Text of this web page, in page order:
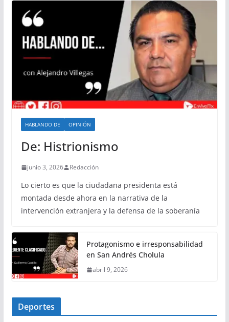
HABLANDO DE OPINIÓN
De: Histrionismo
junio 3, 2026 Redacción
Lo cierto es que la ciudadana presidenta está
montada desde ahora en la narrativa de la
intervención extranjera y la defensa de la soberanía
Protagonismo e irresponsabilidad
en San Andrés Cholula
abril 9, 2026
Deportes